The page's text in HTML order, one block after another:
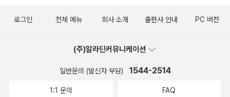
로그인 전체 메뉴 회사 소개 출판사 안내 PC 버전
(주)알라딘커뮤니케이션
일반문의 (발신자 부담) 1544-2514
1:1 문의 FAQ